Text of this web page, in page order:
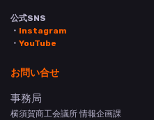
公式SNS
・ Instagram
・ YouTube
お問い合せ
事務局
横須賀商工会議所 情報企画課